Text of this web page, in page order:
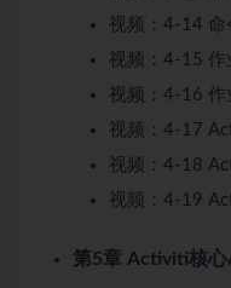
视频： 4-14 命
视频： 4-15 作
视频： 4-16 作
视频： 4-17
视频： 4-18
视频： 4-19
第5章 Activiti核心